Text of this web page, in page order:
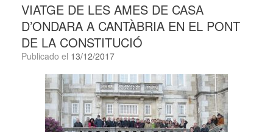
VIATGE DE LES AMES DE CASA
D’ONDARA A CANTÀBRIA EN EL PONT
DE LA CONSTITUCIÓ
Publicado el 13/12/2017